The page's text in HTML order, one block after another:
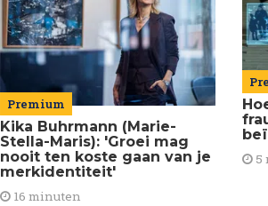
Premium
Kika Buhrmann (Marie-
Stella-Maris): 'Groei mag
nooit ten koste gaan van je
merkidentiteit'
16 minuten
5